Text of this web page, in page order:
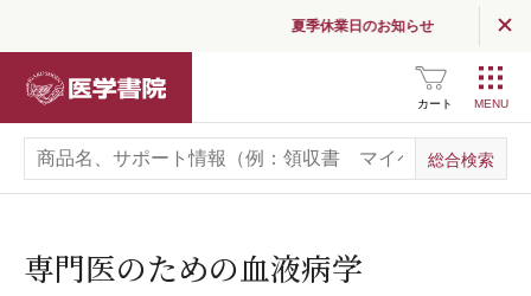
夏季休業日のお知らせ
カート
専門医のための血液病学